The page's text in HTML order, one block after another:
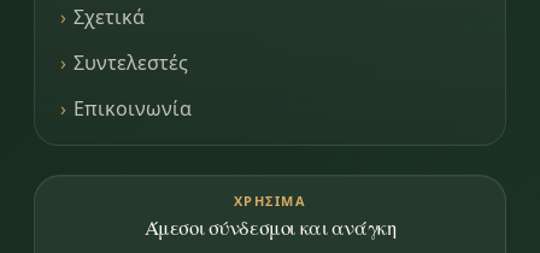
Σχετικά
Συντελεστές
Επικοινωνία
ΧΡΉΣΙΜΑ
Άμεσοι σύνδεσμοι και ανάγκη